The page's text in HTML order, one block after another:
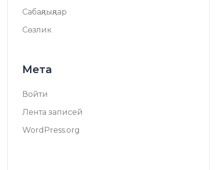
Сабақлықлар
Сөзлик
Мета
Войти
Лента записей
WordPress.org